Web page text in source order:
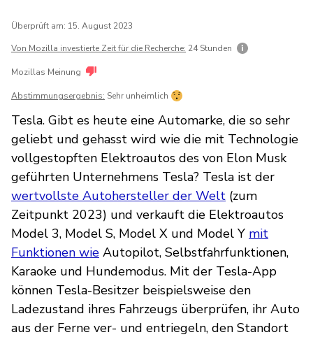
Überprüft am: 15. August 2023
Von Mozilla investierte Zeit für die Recherche: 24 Stunden
Mozillas Meinung
Abstimmungsergebnis: Sehr unheimlich
Tesla. Gibt es heute eine Automarke, die so sehr
geliebt und gehasst wird wie die mit Technologie
vollgestopften Elektroautos des von Elon Musk
geführten Unternehmens Tesla? Tesla ist der
wertvollste Autohersteller der Welt (zum
Zeitpunkt 2023) und verkauft die Elektroautos
Model 3, Model S, Model X und Model Y mit
Funktionen wie Autopilot, Selbstfahrfunktionen,
Karaoke und Hundemodus. Mit der Tesla-App
können Tesla-Besitzer beispielsweise den
Ladezustand ihres Fahrzeugs überprüfen, ihr Auto
aus der Ferne ver- und entriegeln, den Standort